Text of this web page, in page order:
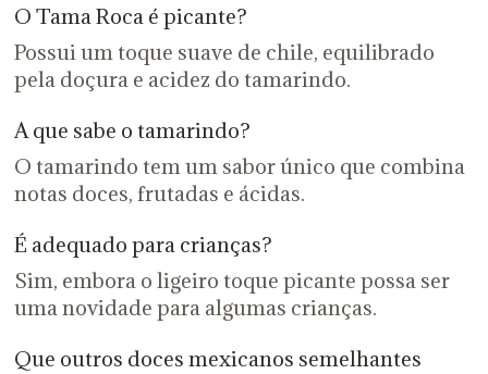
O Tama Roca é picante?
Possui um toque suave de chile, equilibrado
pela doçura e acidez do tamarindo.
A que sabe o tamarindo?
O tamarindo tem um sabor único que combina
notas doces, frutadas e ácidas.
É adequado para crianças?
Sim, embora o ligeiro toque picante possa ser
uma novidade para algumas crianças.
Que outros doces mexicanos semelhantes